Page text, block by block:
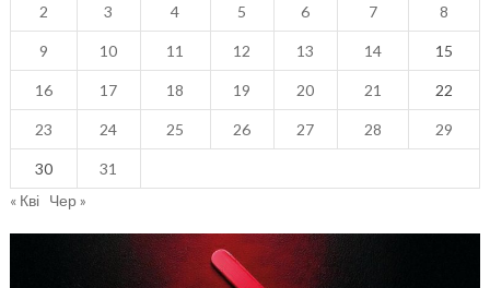
2 3 4 5 6 7 8
9 10 11 12 13 14 15
16 17 18 19 20 21 22
23 24 25 26 27 28 29
30
31
« Кві Чер »